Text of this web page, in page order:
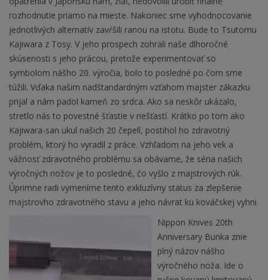
rozhodnutie priamo na mieste. Nakoniec sme vyhodnocovanie
jednotlivých alternatív zavŕšili ranou na istotu. Bude to Tsutomu
Kajiwara z Tosy. V jeho prospech zohrali naše dlhoročné
skúsenosti s jeho prácou, pretože experimentovať so
symbolom nášho 20. výročia, bolo to posledné po čom sme
túžili. Vďaka našim nadštandardným vzťahom majster zákazku
prijal a nám padol kameň zo srdca. Ako sa neskôr ukázalo,
stretlo nás to povestné šťastie v nešťastí. Krátko po tom ako
Kajiwara-san ukul našich 20 čepelí, postihol ho zdravotný
problém, ktorý ho vyradil z práce. Vzhľadom na jeho vek a
vážnosť zdravotného problému sa obávame, že séria našich
výročných nožov je to posledné, čo vyšlo z majstrových rúk.
Úprimne radi vymeníme tento exkluzívny status za zlepšenie
majstrovho zdravotného stavu a jeho návrat ku kováčskej vyhni.
Nippon Knives 20th
Anniversary Bunka znie
plný názov nášho
výročného noža. Ide o